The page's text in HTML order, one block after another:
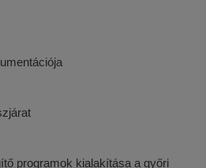
programok kialakítása a győri